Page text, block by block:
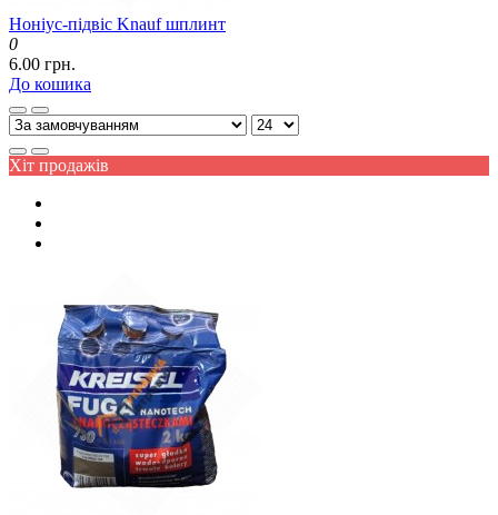
Ноніус-підвіс Knauf шплинт
0
6.00 грн.
До кошика
Хіт продажів